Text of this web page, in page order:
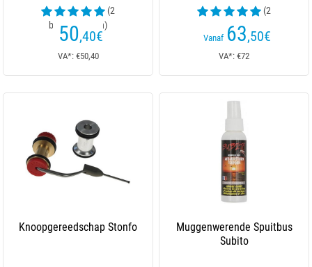
(2
beoordelingen)
50,40€
VA*: €50,40
(2
beoordelingen)
Vanaf 63,50€
VA*: €72
Knoopgereedschap Stonfo
Muggenwerende Spuitbus
Subito